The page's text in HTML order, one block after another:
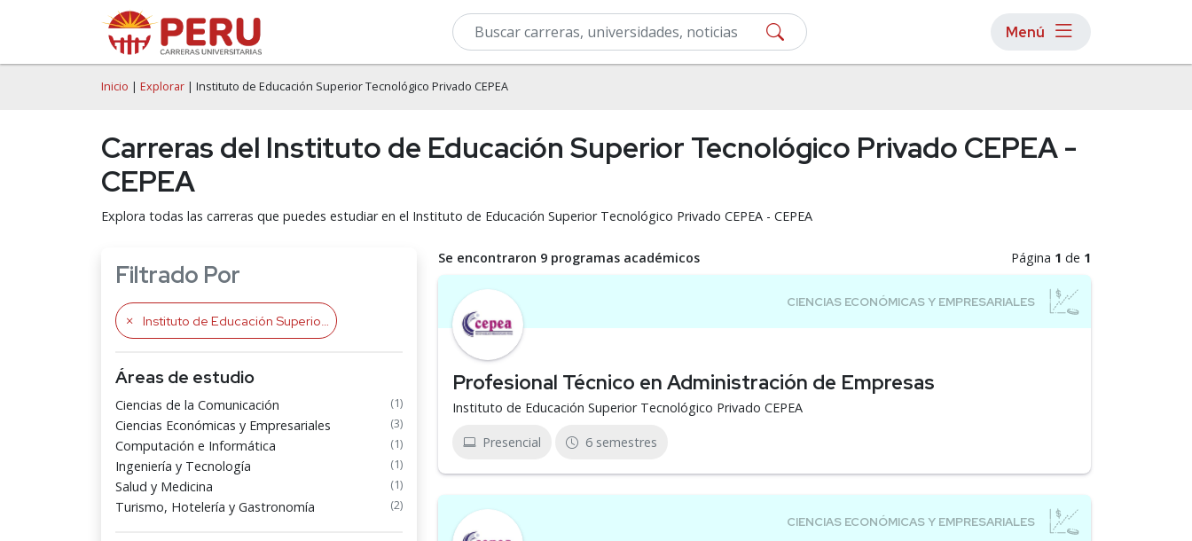
Menú
Inicio | Explorar | Instituto de Educación Superior Tecnológico Privado CEPEA
Carreras del Instituto de Educación Superior Tecnológico Privado CEPEA -
CEPEA
Explora todas las carreras que puedes estudiar en el Instituto de Educación Superior Tecnológico Privado CEPEA - CEPEA
Filtrado Por
Instituto de Educación Superior Tecnológico Privado CEPEA
Áreas de estudio
Ciencias de la Comunicación (1)
Ciencias Económicas y Empresariales (3)
Computación e Informática (1)
Ingeniería y Tecnología (1)
Salud y Medicina (1)
Turismo, Hotelería y Gastronomía (2)
Se encontraron 9 programas académicos Página 1 de 1
Profesional Técnico en Administración de Empresas
Instituto de Educación Superior Tecnológico Privado CEPEA
Presencial 6 semestres